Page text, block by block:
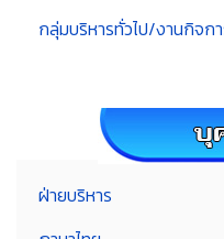
กลุ่มบริหารทั่วไป/งานกิจก
ฝ่ายบริหาร